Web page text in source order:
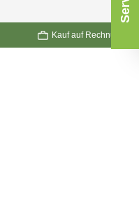
Kauf auf Rechnung